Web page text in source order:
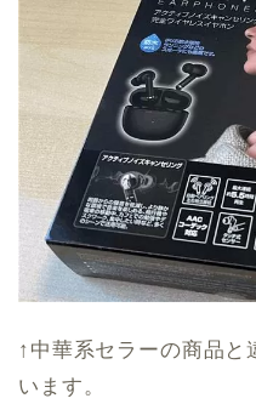
↑中華系セラーの商品と
います。